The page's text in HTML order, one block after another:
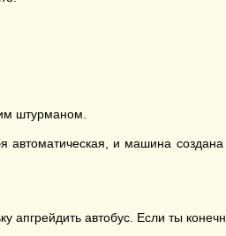
штурманом.
и машина
апгрейдить автобус. Если ты